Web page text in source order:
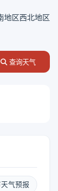
地区西北地区
查询天气
气预报